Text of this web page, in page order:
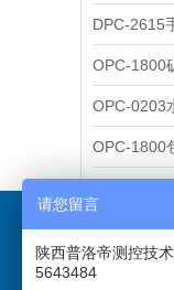
DPC-2615
OPC-1800
OPC-1800
关于
请您留言
陕西普洛帝测控技
5643484